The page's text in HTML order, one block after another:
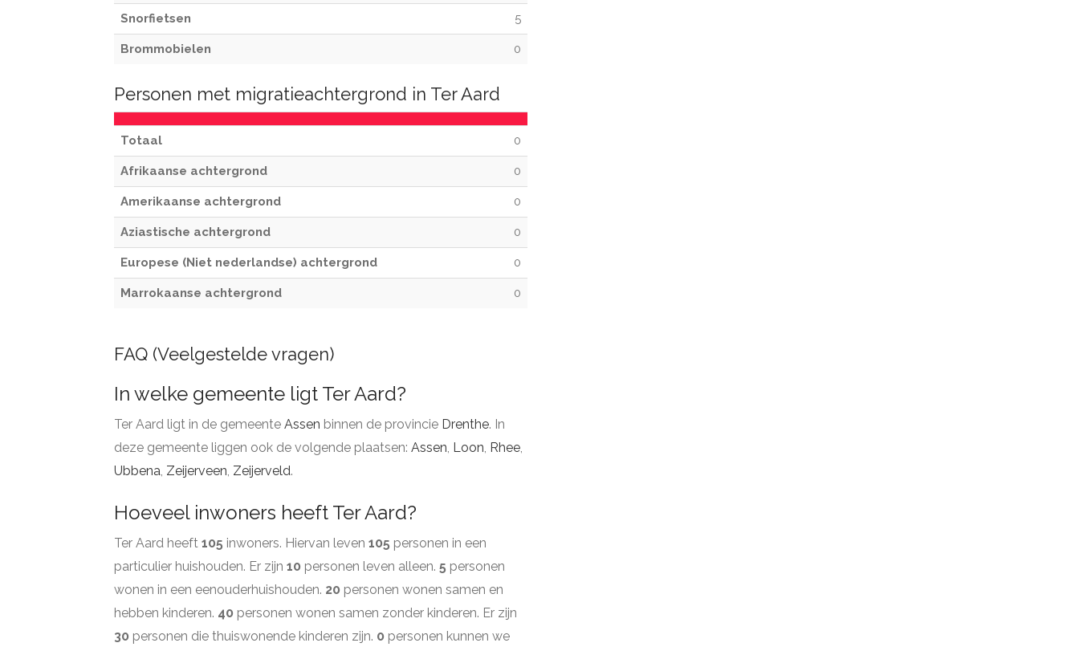
Snorfietsen 5
Brommobielen 0
Personen met migratieachtergrond in Ter Aard
Totaal 0
Afrikaanse achtergrond 0
Amerikaanse achtergrond 0
Aziastische achtergrond 0
Europese (Niet nederlandse) achtergrond 0
Marrokaanse achtergrond 0
FAQ (Veelgestelde vragen)
In welke gemeente ligt Ter Aard?
Ter Aard ligt in de gemeente Assen binnen de provincie Drenthe. In
deze gemeente liggen ook de volgende plaatsen: Assen, Loon, Rhee,
Ubbena, Zeijerveen, Zeijerveld.
Hoeveel inwoners heeft Ter Aard?
Ter Aard heeft 105 inwoners. Hiervan leven 105 personen in een
particulier huishouden. Er zijn 10 personen leven alleen. 5 personen
wonen in een eenouderhuishouden. 20 personen wonen samen en
hebben kinderen. 40 personen wonen samen zonder kinderen. Er zijn
30 personen die thuiswonende kinderen zijn. 0 personen kunnen we